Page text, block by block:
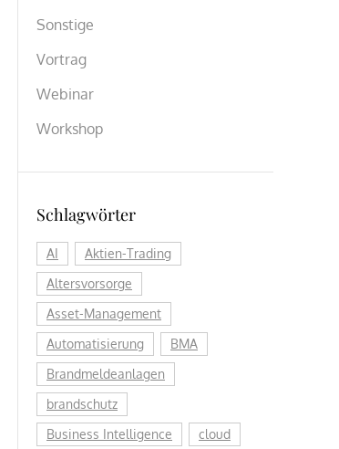
Sonstige
Vortrag
Webinar
Workshop
Schlagwörter
AI
Aktien-Trading
Altersvorsorge
Asset-Management
Automatisierung
BMA
Brandmeldeanlagen
brandschutz
Business Intelligence
cloud